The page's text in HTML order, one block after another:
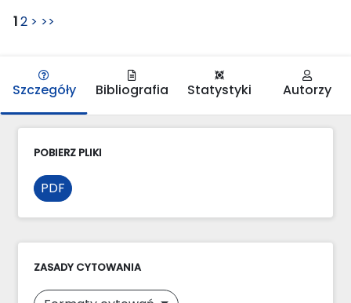
12 > >>
Szczegóły Bibliografia Statystyki Autorzy
POBIERZ PLIKI
PDF
ZASADY CYTOWANIA